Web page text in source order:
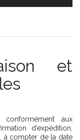
et
conformément aux
d’expédition,
à compter de la date